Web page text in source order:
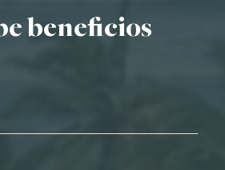
beneficios